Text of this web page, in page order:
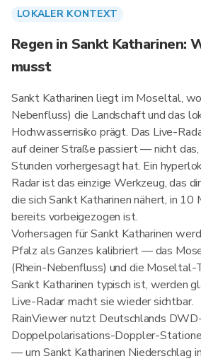
LOKALER KONTEXT
Regen in Sankt Katharinen:
musst
Sankt Katharinen liegt im Moseltal,
Nebenfluss) die Landschaft und das
Hochwasserrisiko prägt. Das Live-
auf deiner Straße passiert — nicht
Stunden vorhergesagt hat. Ein
Radar ist das einzige Werkzeug, das
die sich Sankt Katharinen nähert, in
bereits vorbeigezogen ist.
Vorhersagen für Sankt Katharinen
Pfalz als Ganzes kalibriert — das
(Rhein-Nebenfluss) und die Moseltal-
Sankt Katharinen typisch ist, werden
Live-Radar macht sie wieder sichtbar.
RainViewer nutzt Deutschlands
Doppelpolarisations-Doppler-
— um Sankt Katharinen Niederschlag